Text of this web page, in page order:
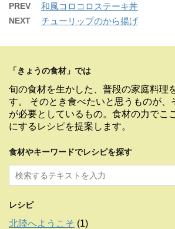
PREV 和風コロコロステーキ丼
NEXT チューリップのから揚げ
「きょうの食材」では
旬の食材を生かした、普段の家庭料理
す。 そのとき食べたいと思うものが、
が必要としているもの。食材の力でこ
にするレシピを提案します。
食材やキーワードでレシピを探す
レシピ
北陸へようこそ (1)